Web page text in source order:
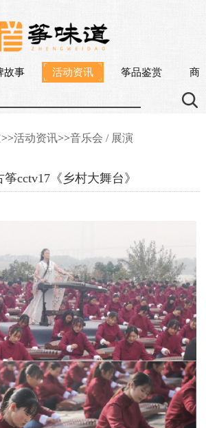
故事 活动资讯 筝品鉴赏 商
>>活动资讯>>音乐会 / 展演
cctv17《乡村大舞台》